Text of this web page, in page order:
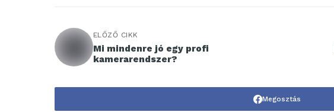
ELŐZŐ CIKK
Mi mindenre jó egy profi
kamerarendszer?
Megosztás